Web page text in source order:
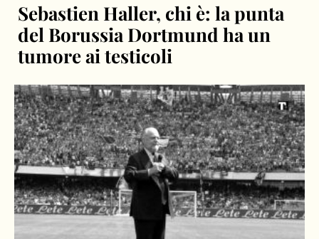
Sebastien Haller, chi è: la punta
del Borussia Dortmund ha un
tumore ai testicoli